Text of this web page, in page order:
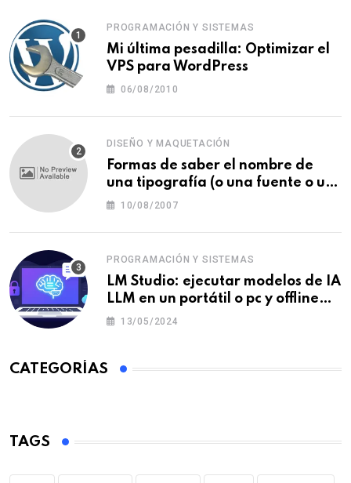
PROGRAMACIÓN Y SISTEMAS
Mi última pesadilla: Optimizar el
VPS para WordPress
06/08/2010
DISEÑO Y MAQUETACIÓN
Formas de saber el nombre de
una tipografía (o una fuente o un
tipo de letra)
10/08/2007
PROGRAMACIÓN Y SISTEMAS
LM Studio: ejecutar modelos de IA
LLM en un portátil o pc y offline
para crear tu chatbot local
13/05/2024
CATEGORÍAS
TAGS